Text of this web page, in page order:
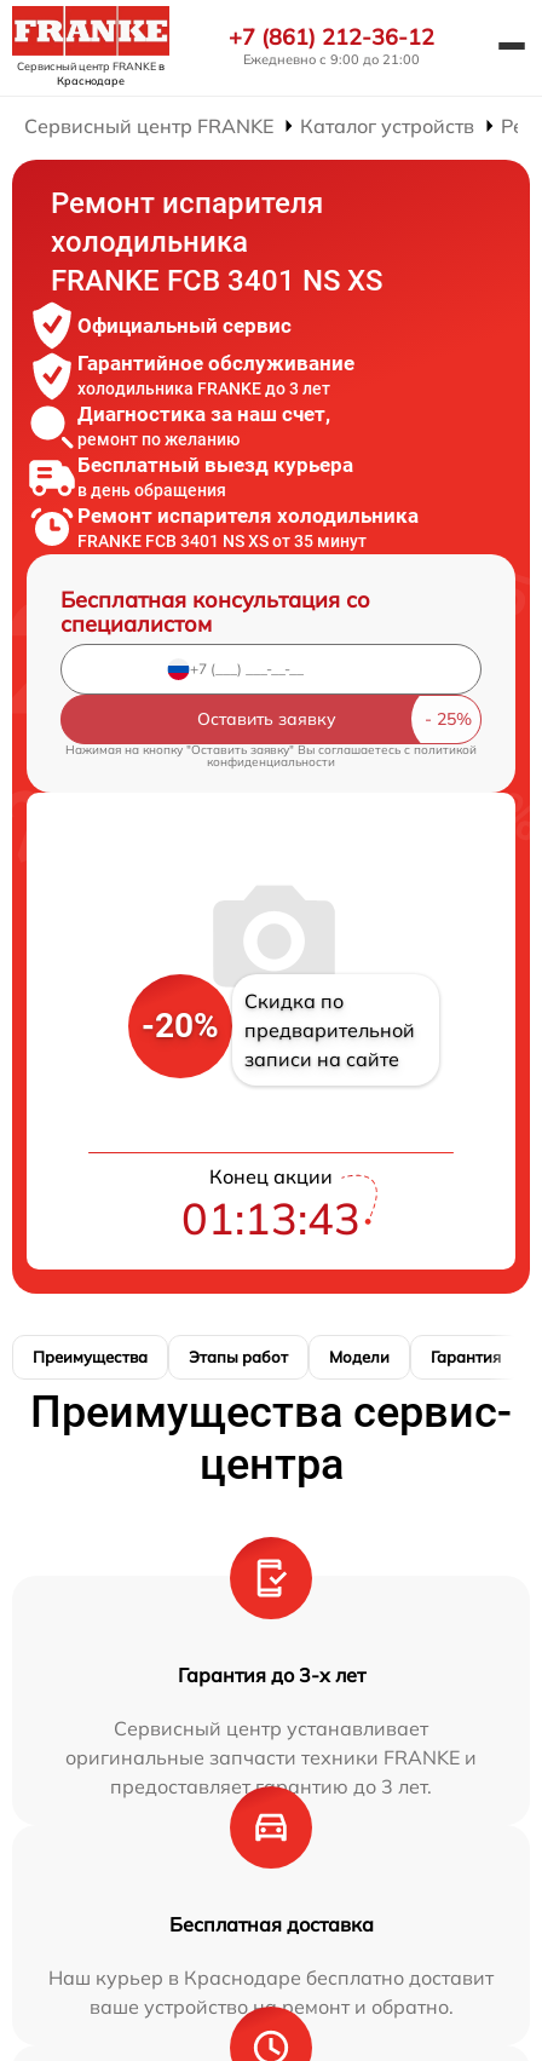
Сервисный центр FRANKEв
Краснодаре
+7 (861) 212-36-12
Ежедневно с 9:00 до 21:00
Сервисный центр FRANKE Каталог устройств
Ремонт испарителя
холодильника
FRANKE FCB 3401 NS XS
Официальный сервис
Гарантийное обслуживание
холодильника FRANKE до 3 лет
Диагностика за наш счет,
ремонт по желанию
Бесплатный выезд курьера
в день обращения
Ремонт испарителя холодильника
FRANKE FCB 3401 NS XS от 35 минут
Бесплатная консультация со
специалистом
Оставить заявку
Нажимая на кнопку "Оставить заявку" Вы соглашаетесь cполитикой
конфиденциальности
-20%
Скидка по
предварительной
записи на сайте
Конец акции
01:13:42
Преимущества Этапы работ Модели Гарантия
Преимущества сервис-
центра
Гарантия до 3-х лет
Сервисный центр устанавливает
оригинальные запчасти техники FRANKE и
предоставляет гарантию до 3 лет.
Бесплатная доставка
Наш курьер в Краснодаре бесплатно доставит
ваше устройство на ремонт и обратно.